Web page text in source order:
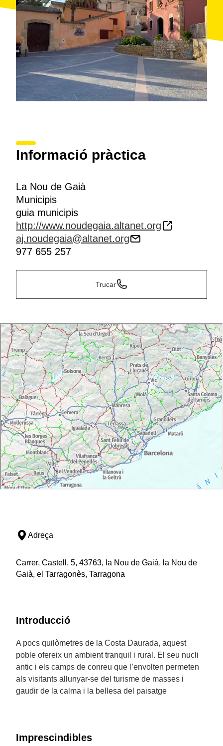
Informació pràctica
La Nou de Gaià
Municipis
guia municipis
http://www.noudegaia.altanet.org
aj.noudegaia@altanet.org
977 655 257
Trucar
Adreça
Carrer, Castell, 5, 43763, la Nou de Gaià, la Nou de
Gaià, el Tarragonès, Tarragona
Introducció
A pocs quilòmetres de la Costa Daurada, aquest
poble ofereix un ambient tranquil i rural. El seu nucli
antic i els camps de conreu que l’envolten permeten
als visitants allunyar-se del turisme de masses i
gaudir de la calma i la bellesa del paisatge
Imprescindibles